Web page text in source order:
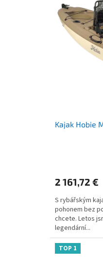
Kajak Hobie
rating
4,0
out
of
5
stars.
2 161,72 €
S rybářským
pohonem bez
chcete. Letos
legendární...
TOP 1